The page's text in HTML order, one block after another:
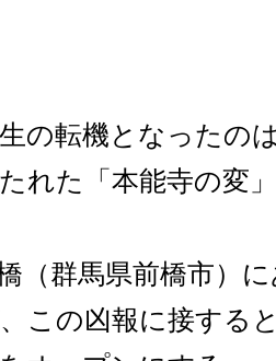
の転機となったの
れた「本能寺の変
（群馬県前橋市）
この凶報に接する